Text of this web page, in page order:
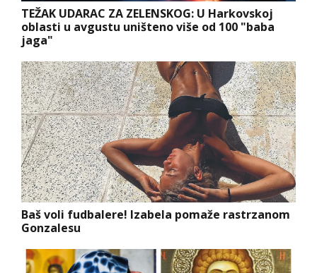
TEŽAK UDARAC ZA ZELENSKOG: U Harkovskoj
oblasti u avgustu uništeno više od 100 "baba
jaga"
Baš voli fudbalere! Izabela pomaže rastrzanom
Gonzalesu